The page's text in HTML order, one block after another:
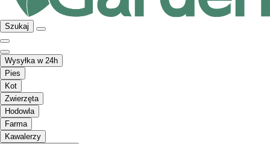
Szukaj
Wysyłka w 24h
Pies
Kot
Zwierzęta
Hodowla
Farma
Kawalerzy